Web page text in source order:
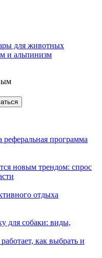
для животных
и альпинизм
программа
новым трендом: спрос
отдыха
для собаки: виды,
как выбрать и